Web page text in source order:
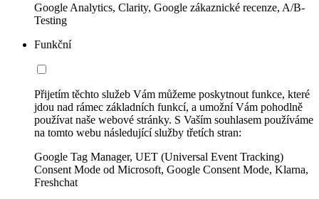
Google Analytics, Clarity, Google zákaznické recenze, A/B-
Testing
Funkční
Přijetím těchto služeb Vám můžeme poskytnout funkce, které
jdou nad rámec základních funkcí, a umožní Vám pohodlně
používat naše webové stránky. S Vaším souhlasem používáme
na tomto webu následující služby třetích stran:
Google Tag Manager, UET (Universal Event Tracking)
Consent Mode od Microsoft, Google Consent Mode, Klarna,
Freshchat